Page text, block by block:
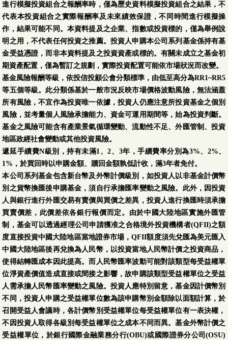
進行模擬投資組合之報酬率時，僅為歷史資料模擬投資組合之結果，不
代表本投資組合之實際報酬率及未來績效保證，不同時間進行模擬操
作，結果可能不同。本資料提及之企業、指數或投資標的，僅為舉例說
明之用，不代表任何投資之推薦。投資人申購本公司系列基金係持有基
金受益憑證，而非本資料提及之投資資產或標的。有關未成立之基金初
期資產配置，僅為暫訂之規劃，實際投資配置可能依市場狀況而改變。
基金風險報酬等級，依投信投顧公會分類標準，由低至高分為RR1~RR5
等五個等級。此分類係基於一般市況反映市場價格波動風險，無法涵蓋
所有風險，不宜作為投資唯一依據，投資人仍應注意所投資基金之個別
風險，並考量個人風險承擔能力、資金可運用期間等，始為投資判斷。
基金之風險可能含有產業景氣循環變動、流動性不足、外匯管制、投資
地區政經社會變動或其他投資風險。
遞延手續費N級別，持有未滿1、2、3年，手續費率分別為3%、2%、
1%，於買回時以申購金額、贖回金額孰低計收，滿3年者免付。
本公司系列基金包含新台幣及外幣計價級別，如投資人以非基金計價幣
別之貨幣換匯後申購基金，須自行承擔匯率變動之風險。此外，因投資
人與銀行進行外匯交易有賣價與買價之差異，投資人進行換匯時須承擔
買賣價差，此價差依各銀行報價而定。由於中國大陸地區實施外匯管
制，基金可以透過經理公司申請獲准之合格境外投資機構者(QFII)之額
度直接投資中國大陸地區當地證券市場，QFII額度須先兌匯為美元匯入
中國大陸地區後再兌換為人民幣，以投資當地人民幣計價之投資商品，
使得結轉匯成本因此提高。而人民幣匯率波動可能對該類型每受益權單
位淨資產價值造成直接或間接之影響，故申購該類型受益權單位之受益
人需承擔人民幣匯率變動之風險。投資人應特別留意，基金因計價幣別
不同，投資人申購之受益權單位數為該申購幣別金額除以面額計算，於
召開受益人會議時，各計價幣別受益權單位每受益權單位有一表決權，
不因投資人取得各級別每受益權單位之成本不同而異。基金外幣計價之
受益權單位，於銀行國際金融業務分行(OBU)或國際證券分公司(OSU)